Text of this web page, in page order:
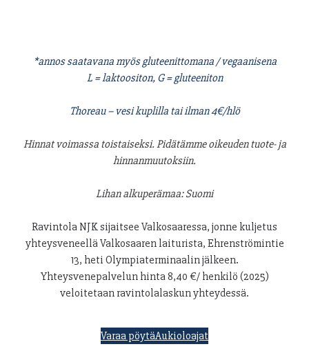
*annos saatavana myös gluteenittomana / vegaanisena
L = laktoositon, G = gluteeniton
Thoreau – vesi kuplilla tai ilman 4€/hlö
Hinnat voimassa toistaiseksi. Pidätämme oikeuden tuote- ja
hinnanmuutoksiin.
Lihan alkuperämaa: Suomi
Ravintola NJK sijaitsee Valkosaaressa, jonne kuljetus
yhteysveneellä Valkosaaren laiturista, Ehrenströmintie
13, heti Olympiaterminaalin jälkeen.
Yhteysvenepalvelun hinta 8,40 €/ henkilö (2025)
veloitetaan ravintolalaskun yhteydessä.
Varaa pöytäAukioloajat